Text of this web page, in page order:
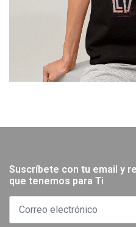
Suscríbete con tu email y
que tenemos para Ti